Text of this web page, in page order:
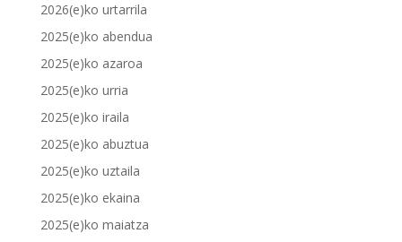
2026(e)ko urtarrila
2025(e)ko abendua
2025(e)ko azaroa
2025(e)ko urria
2025(e)ko iraila
2025(e)ko abuztua
2025(e)ko uztaila
2025(e)ko ekaina
2025(e)ko maiatza